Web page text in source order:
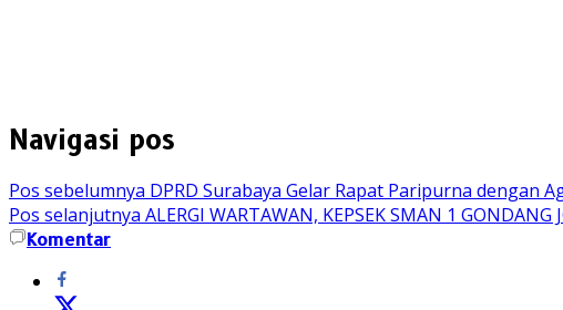
Navigasi pos
Pos sebelumnya DPRD Surabaya Gelar Rapat Paripurna dengan
Pos selanjutnya ALERGI WARTAWAN, KEPSEK SMAN 1
Komentar